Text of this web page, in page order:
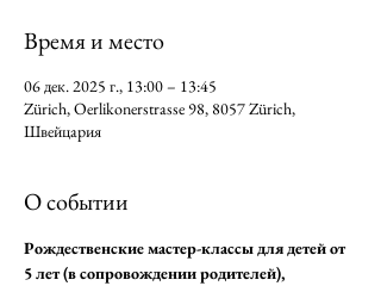
Время и место
06 дек. 2025 г., 13:00 – 13:45
Zürich, Oerlikonerstrasse 98, 8057 Zürich,
Швейцария
О событии
Рождественские мастер-классы для детей от
5 лет (в сопровождении родителей),